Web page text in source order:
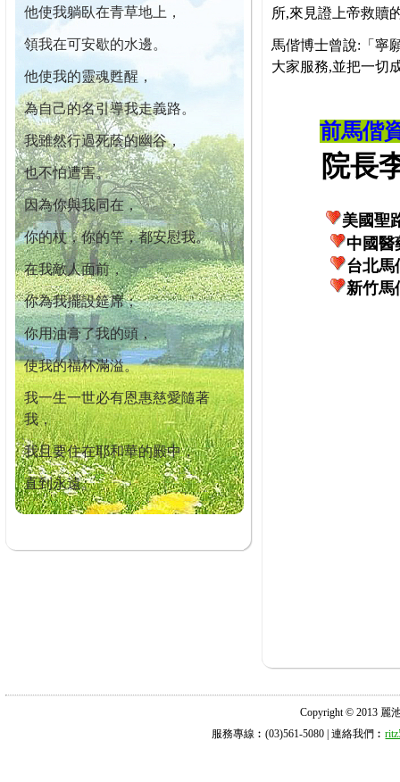
他使我躺臥在青草地上，
領我在可安歇的水邊。
他使我的靈魂甦醒，
為自己的名引導我走義路。
我雖然行過死蔭的幽谷，
也不怕遭害。
因為你與我同在，
你的杖，你的竿，都安慰我。
在我敵人面前，
你為我擺設筵席；
你用油膏了我的頭，
使我的福杯滿溢。
我一生一世必有恩惠慈愛隨著
我，
我且要住在耶和華的殿中，
直到永遠。
所,來見證上帝救贖
馬偕博士曾說:「寧
大家服務,並把一切
前馬偕
院長李
美國聖
中國醫
台北馬
新竹馬
Copyright © 2013 麗
服務專線︰(03)561-5080 | 連絡我們︰